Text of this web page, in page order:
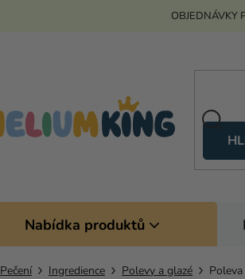
OBJEDNÁVKY
Nabídka produktů
Pečení Ingredience Polevy a glazé